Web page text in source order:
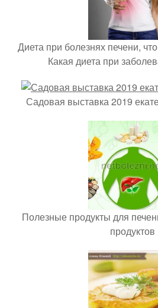
Диета при болезнях печени,
Какая диета при
Садовая выставка 2019
Полезные продукты для
продуктов